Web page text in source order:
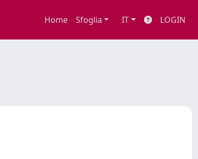
Home Sfoglia IT LOGIN